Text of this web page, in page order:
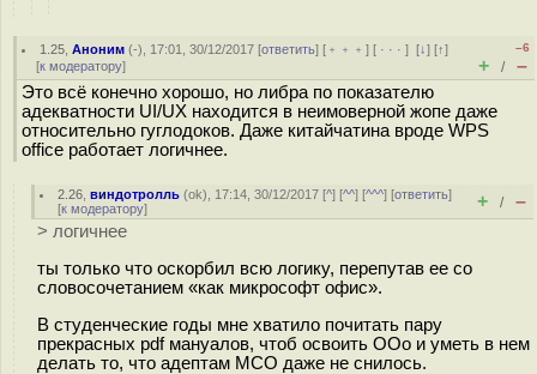
1.25 ,Аноним (-), 17:01, 30/12/2017 [ответить] [ ﹢﹢﹢] [ · · ·][↓] [↑]
[к модератору]
–6
+ / –
Это всё конечно хорошо, но либра по показателю
адекватности UI/UX находится в неимоверной жопе даже
относительно гуглодоков. Даже китайчатина вроде WPS
office работает логичнее.
2.26 ,виндотролль (ok), 17:14, 30/12/2017 [^] [^^] [^^^] [ответить]
[к модератору] + / –
> логичнее
ты только что оскорбил всю логику, перепутав ее со
словосочетанием «как микрософт офис».
В студенческие годы мне хватило почитать пару
прекрасных pdf мануалов, чтоб освоить ООо и уметь в нем
делать то, что адептам МСО даже не снилось.